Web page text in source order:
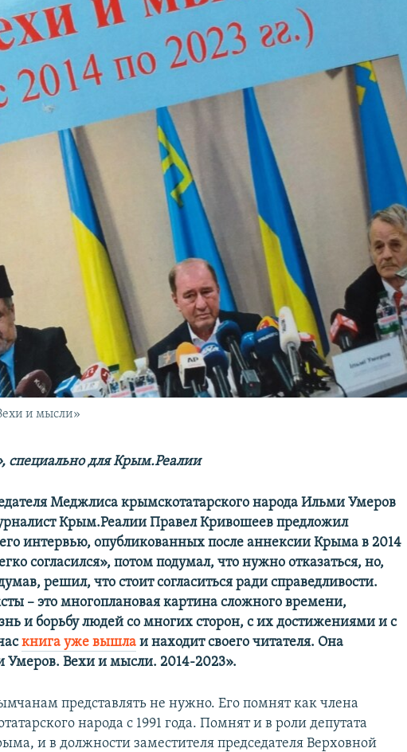
и мысли»
специально для Крым.Реалии
Меджлиса крымскотатарского народа Ильми Умеров
Крым.Реалии Правел Кривошеев предложил
интервью, опубликованных после аннексии Крыма в 2014
согласился», потом подумал, что нужно отказаться, но,
решил, что стоит согласиться ради справедливости.
– это многоплановая картина сложного времени,
и борьбу людей со многих сторон, с их достижениями и с
книга уже вышла и находит своего читателя. Она
Умеров. Вехи и мысли. 2014-2023».
представлять не нужно. Его помнят как члена
народа с 1991 года. Помнят и в роли депутата
и в должности заместителя председателя Верховной